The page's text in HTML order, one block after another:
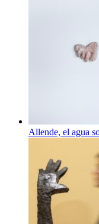
Allende, el agua